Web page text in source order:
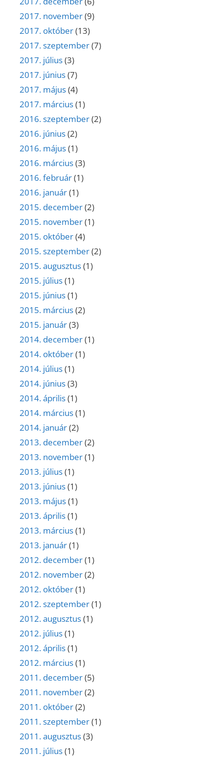
2017. november(9)
2017. október(13)
2017. szeptember(7)
2017. július(3)
2017. június(7)
2017. május(4)
2017. március(1)
2016. szeptember(2)
2016. június(2)
2016. május(1)
2016. március(3)
2016. február(1)
2016. január(1)
2015. december(2)
2015. november(1)
2015. október(4)
2015. szeptember(2)
2015. augusztus(1)
2015. július(1)
2015. június(1)
2015. március(2)
2015. január(3)
2014. december(1)
2014. október(1)
2014. július(1)
2014. június(3)
2014. április(1)
2014. március(1)
2014. január(2)
2013. december(2)
2013. november(1)
2013. július(1)
2013. június(1)
2013. május(1)
2013. április(1)
2013. március(1)
2013. január(1)
2012. december(1)
2012. november(2)
2012. október(1)
2012. szeptember(1)
2012. augusztus(1)
2012. július(1)
2012. április(1)
2012. március(1)
2011. december(5)
2011. november(2)
2011. október(2)
2011. szeptember(1)
2011. augusztus(3)
2011. július(1)